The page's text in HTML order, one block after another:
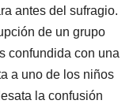
antes del sufragio.
de un grupo
confundida con una
a uno de los niños
la confusión